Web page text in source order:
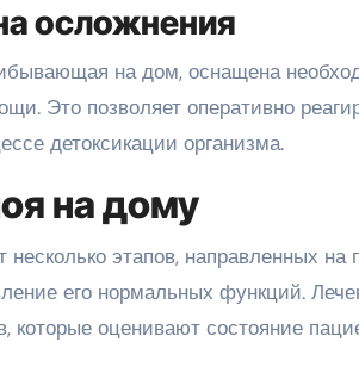
осложнения
на дом, оснащена
Это позволяет оперативно
детоксикации организма.
на дому
этапов, направленных на
его нормальных функций.
которые оценивают состояние